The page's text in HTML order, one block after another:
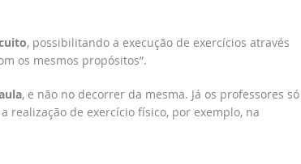
, possibilitando a execução de exercícios através
os mesmos propósitos”.
, e não no decorrer da mesma. Já os professores só
realização de exercício físico, por exemplo, na